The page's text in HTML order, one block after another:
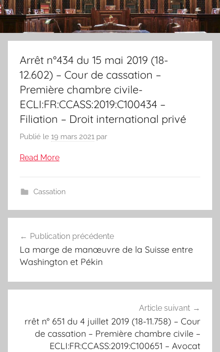
Arrêt n°434 du 15 mai 2019 (18-
12.602) – Cour de cassation –
Première chambre civile-
ECLI:FR:CCASS:2019:C100434 –
Filiation – Droit international privé
Publié le 19 mars 2021 par
Read More
Cassation
de
l’article
Publication précédente
La marge de manœuvre de la Suisse entre
Washington et Pékin
Article suivant
rrêt n° 651 du 4 juillet 2019 (18-11.758) – Cour
de cassation – Première chambre civile –
ECLI:FR:CCASS:2019:C100651 – Avocat